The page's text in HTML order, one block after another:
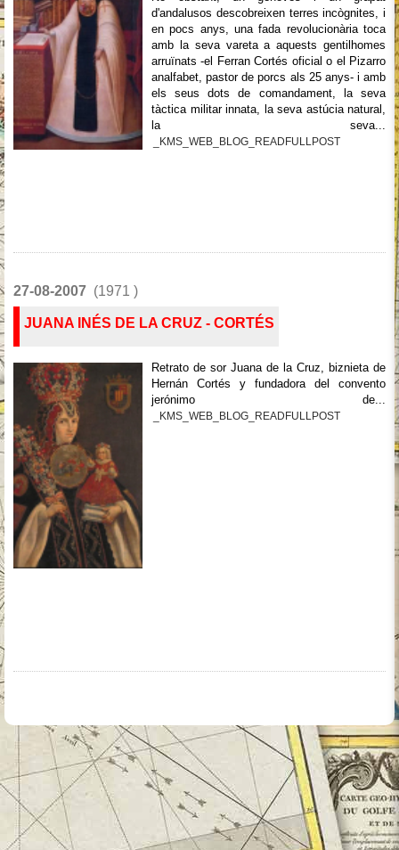
d'andalusos descobreixen terres incògnites, i
en pocs anys, una fada revolucionària toca
amb la seva vareta a aquests gentilhomes
arruïnats -el Ferran Cortés oficial o el Pizarro
analfabet, pastor de porcs als 25 anys- i amb
els seus dots de comandament, la seva
tàctica militar innata, la seva astúcia natural,
la seva...
_KMS_WEB_BLOG_READFULLPOST
27-08-2007 (1971 )
JUANA INÉS DE LA CRUZ - CORTÉS
Retrato de sor Juana de la Cruz, biznieta de
Hernán Cortés y fundadora del convento
jerónimo de...
_KMS_WEB_BLOG_READFULLPOST